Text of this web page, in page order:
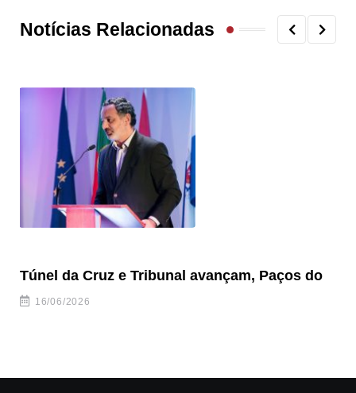
Notícias Relacionadas
Túnel da Cruz e Tribunal avançam, Paços do
16/06/2026